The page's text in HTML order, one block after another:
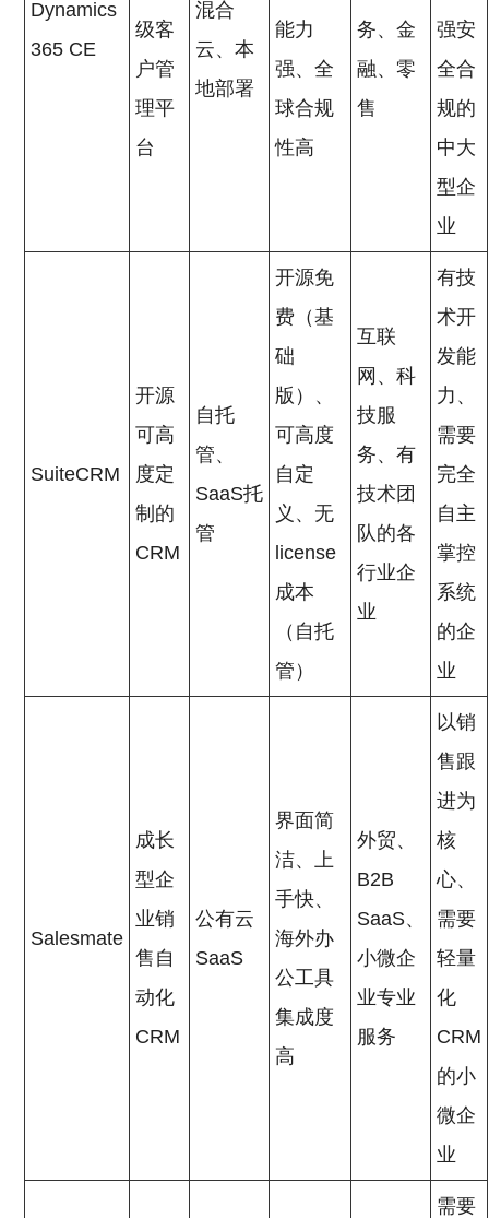
Dynamics
365 CE
级客
户管
理平
台
混合
云、本
地部署
能力
强、全
球合规
性高
务、金
融、零
售
强安
全合
规的
中大
型企
业
SuiteCRM
开源
可高
度定
制的
CRM
自托
管、
SaaS托
管
开源免
费（基
础
版）、
可高度
自定
义、无
license
成本
（自托
管）
互联
网、科
技服
务、有
技术团
队的各
行业企
业
有技
术开
发能
力、
需要
完全
自主
掌控
系统
的企
业
Salesmate
成长
型企
业销
售自
动化
CRM
公有云
SaaS
界面简
洁、上
手快、
海外办
公工具
集成度
高
外贸、
B2B
SaaS、
小微企
业专业
服务
以销
售跟
进为
核
心、
需要
轻量
化
CRM
的小
微企
业
需要